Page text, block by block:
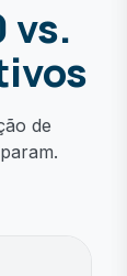
vs.
de